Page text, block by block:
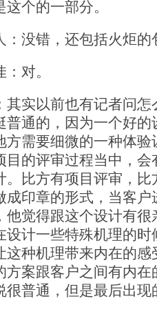
个的一部分。
没错，还包括火炬的
对。
以前也有记者问怎
普通的，因为一个好
方需要细微的一种体
目的评审过程当中，
。比方有项目评审，
成印章的形式，当客
他觉得跟这个设计有
设计一些特殊机理的
这种机理带来内在的
方案跟客户之间有内
很普通，但是最后出